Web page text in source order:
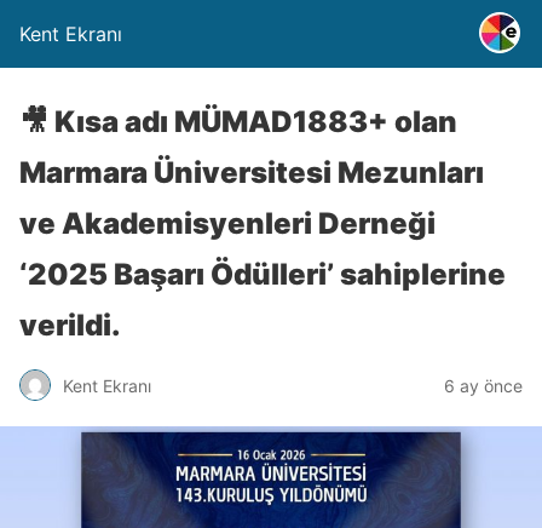
Kent Ekranı
🎥 Kısa adı MÜMAD1883+ olan
Marmara Üniversitesi Mezunları
ve Akademisyenleri Derneği
‘2025 Başarı Ödülleri’ sahiplerine
verildi.
Kent Ekranı 6 ay önce